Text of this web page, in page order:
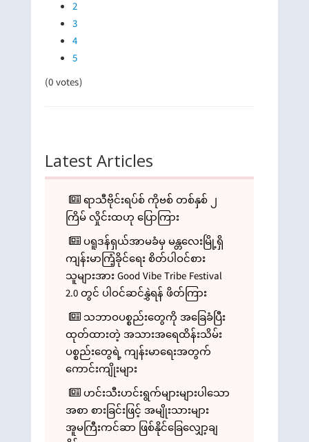
2
3
4
5
(0 votes)
Latest Articles
ရာသီဗိုင်းရပ်စ် ကိုဗစ် တစ်နှစ် ၂
ကြိမ် လှိုင်းထဟု ပြောကြား
ပရူဒန်ရှယ်အာမခံမှ မန္တလေးမြို့ရှိ
ကျန်းမာကြံ့ခိုင်ရေး စိတ်ပါဝင်စား
သူများအား Good Vibe Tribe Festival
2.0 တွင် ပါဝင်ဆင်နွှဲရန် ဖိတ်ကြား
သဘာဝပစ္စည်းတွေကို အခြေခံပြီး
ထုတ်ထားတဲ့ အသားအရေထိန်းသိမ်း
ပစ္စည်းတွေရဲ့ ကျန်းမာရေးအတွက်
ကောင်းကျိုးများ
ဟင်းသီးဟင်းရွက်များများပါသော
အစာ စားခြင်းဖြင့် အမျိုးသားများ
အူမကြီးကင်ဆာ ဖြစ်နိုင်ခြေလျှော့ချ